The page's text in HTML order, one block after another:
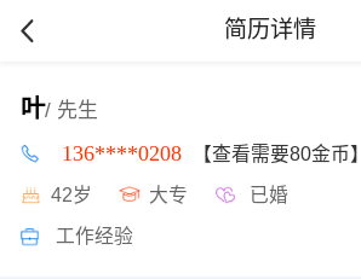
简历详情
叶/ 先生
136****0208 【查看需要80金币】
42岁 大专 已婚
工作经验